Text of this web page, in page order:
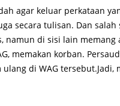
agar keluar perkataan
secara tulisan. Dan
namun di sisi lain
memakan korban.
di WAG